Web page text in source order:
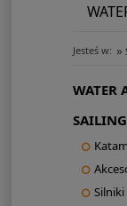
Jesteś w: »
WATER